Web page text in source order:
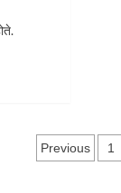
Posts
Previous 1